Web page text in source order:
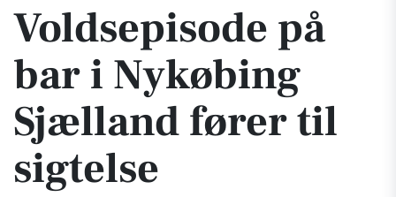
Voldsepisode på
bar i Nykøbing
Sjælland fører til
sigtelse